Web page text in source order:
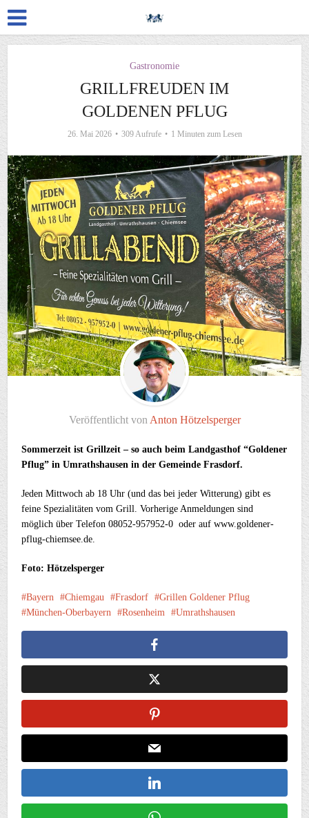
Gastronomie
GRILLFREUDEN IM
GOLDENEN PFLUG
26. Mai 2026 309 Aufrufe 1 Minuten zum Lesen
Veröffentlicht von Anton Hötzelsperger
Sommerzeit ist Grillzeit – so auch beim Landgasthof “Goldener
Pflug” in Umrathshausen in der Gemeinde Frasdorf.
Jeden Mittwoch ab 18 Uhr (und das bei jeder Witterung) gibt es
feine Spezialitäten vom Grill. Vorherige Anmeldungen sind
möglich über Telefon 08052-957952-0 oder auf www.goldener-
pflug-chiemsee.de.
Foto: Hötzelsperger
Bayern Chiemgau Frasdorf
Grillen Goldener Pflug
München-Oberbayern
Rosenheim Umrathshausen